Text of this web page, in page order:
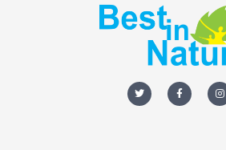
w
i
t
a
c
e
n
s
t